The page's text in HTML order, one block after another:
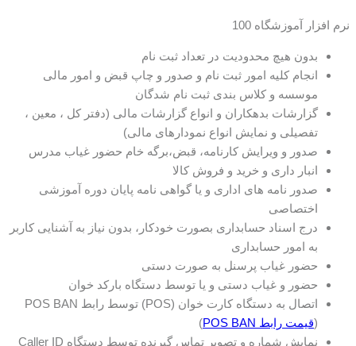
نرم افزار آموزشگاه 100
بدون هیچ محدودیت در تعداد ثبت نام
انجام کلیه امور ثبت نام و صدور و چاپ قبض و امور مالی
موسسه و کلاس بندی ثبت نام شدگان
گزارشات بدهکاران و انواع گزارشات مالی (دفتر کل ، معین ،
تفصیلی و نمایش انواع نمودارهای مالی)
صدور و ویرایش کارنامه، قبض،برگه خام حضور غیاب مدرس
انبار داری و خرید و فروش کالا
صدور نامه های اداری و یا گواهی نامه پایان دوره آموزشی
اختصاصی
درج اسناد حسابداری بصورت خودکار، بدون نیاز به آشنایی کاربر
به امور حسابداری
حضور غیاب پرسنل به صورت دستی
حضور و غیاب دستی و یا توسط دستگاه بارکد خوان
اتصال به دستگاه کارت خوان (POS) توسط رابط POS BAN
(قیمت رابط POS BAN
)
نمایش شماره و تصویر تماس گیرنده توسط دستگاه Caller ID